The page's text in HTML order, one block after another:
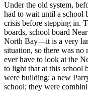
Under the old system,
had to wait until a school
crisis before stepping in.
boards, school board
North Bay—it is a very
situation, so there was
ever have to look at the
to light that at this school
were building: a new
school; they were